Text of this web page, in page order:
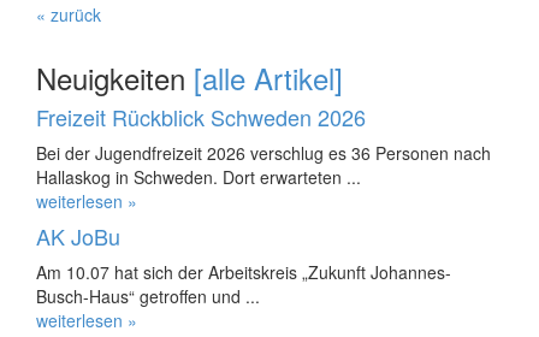
« zurück
Neuigkeiten [alle Artikel]
Freizeit Rückblick Schweden 2026
Bei der Jugendfreizeit 2026 verschlug es 36 Personen nach
Hallaskog in Schweden. Dort erwarteten ...
weiterlesen »
AK JoBu
Am 10.07 hat sich der Arbeitskreis „Zukunft Johannes-
Busch-Haus“ getroffen und ...
weiterlesen »